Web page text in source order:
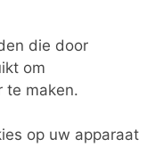
die door
om
te maken.
op uw apparaat